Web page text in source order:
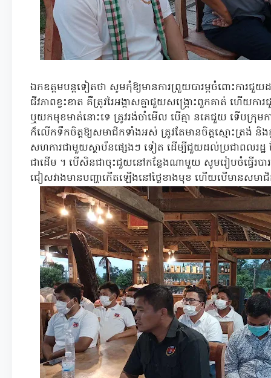
ឯកឧត្តមបន្តទៀតថា សូមកុំឱ្យមានការព្រួយបារម្ភចំពោះការជួ
ជីវភាពខ្វះខាត គឺត្រូវរៃអង្គាសគ្នាជួយសង្គ្រោះពួកគាត់ ហើយកា
ឬយកមុខមាត់នោះទេ ត្រូវរង់ចាំមើល បើគ្មា នគេជួយ ទើបក្រុមក
ក៏លើកទឹកចិត្តឱ្យសមាជិកទាំងអស់ ត្រូវតែមានចិត្តស្មោះត្រង់
សហការជាមួយស្ថាប័នផ្សេងៗ ទៀត ដើម្បីជួយដល់ប្រជាពលរដ្ឋ
ជាដើម ។ បើសិនជាចុះជួយនៅកន្លែងណាមួយ សូមរៀបចំធ្វើរប
ជៀសវាងមានបញ្ហាកើតឡើងនៅថ្ងៃខាងមុខ ហើយបើមានសមាជិ